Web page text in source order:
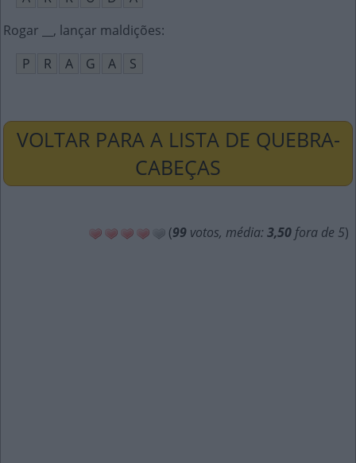
Rogar __, lançar maldições:
P
R A G A S
VOLTAR PARA A LISTA DE QUEBRA-
CABEÇAS
(99 votos, média: 3,50 fora de 5)